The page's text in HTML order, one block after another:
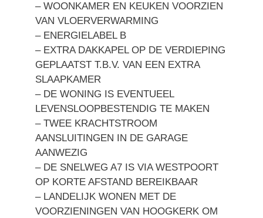
– WOONKAMER EN KEUKEN VOORZIEN
VAN VLOERVERWARMING
– ENERGIELABEL B
– EXTRA DAKKAPEL OP DE VERDIEPING
GEPLAATST T.B.V. VAN EEN EXTRA
SLAAPKAMER
– DE WONING IS EVENTUEEL
LEVENSLOOPBESTENDIG TE MAKEN
– TWEE KRACHTSTROOM
AANSLUITINGEN IN DE GARAGE
AANWEZIG
– DE SNELWEG A7 IS VIA WESTPOORT
OP KORTE AFSTAND BEREIKBAAR
– LANDELIJK WONEN MET DE
VOORZIENINGEN VAN HOOGKERK OM